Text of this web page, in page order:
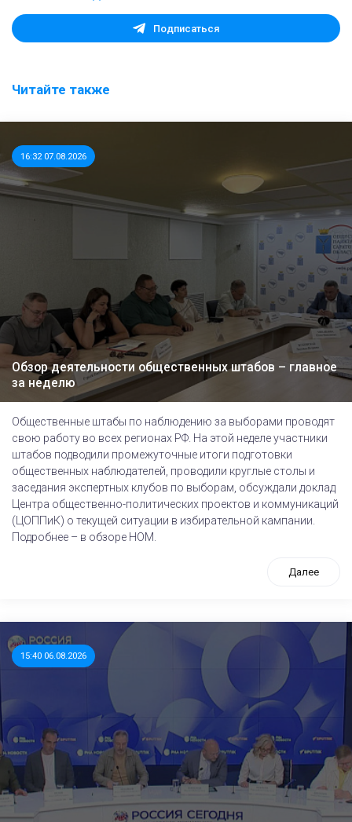
Подписаться
Читайте также
16:32 07.08.2026
Обзор деятельности общественных штабов – главное
за неделю
Общественные штабы по наблюдению за выборами проводят
свою работу во всех регионах РФ. На этой неделе участники
штабов подводили промежуточные итоги подготовки
общественных наблюдателей, проводили круглые столы и
заседания экспертных клубов по выборам, обсуждали доклад
Центра общественно-политических проектов и коммуникаций
(ЦОППиК) о текущей ситуации в избирательной кампании.
Подробнее – в обзоре НОМ.
Далее
15:40 06.08.2026